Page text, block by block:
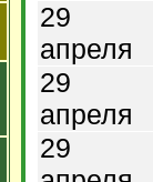
29
апреля
29
апреля
29